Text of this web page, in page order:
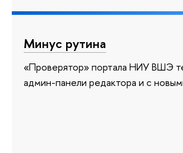
Минус рутина
«Проверятор» портала НИУ ВШЭ
админ-панели редактора и с